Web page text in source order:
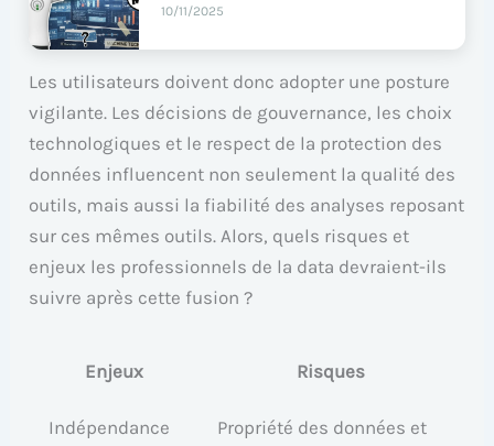
10/11/2025
Les utilisateurs doivent donc adopter une posture
vigilante. Les décisions de gouvernance, les choix
technologiques et le respect de la protection des
données influencent non seulement la qualité des
outils, mais aussi la fiabilité des analyses reposant
sur ces mêmes outils. Alors, quels risques et
enjeux les professionnels de la data devraient-ils
suivre après cette fusion ?
Enjeux Risques
Indépendance
Propriété des données et